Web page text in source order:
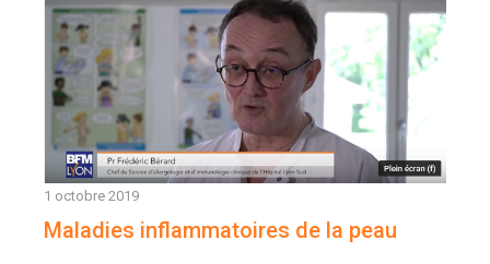
1 octobre 2019
Maladies inflammatoires de la peau